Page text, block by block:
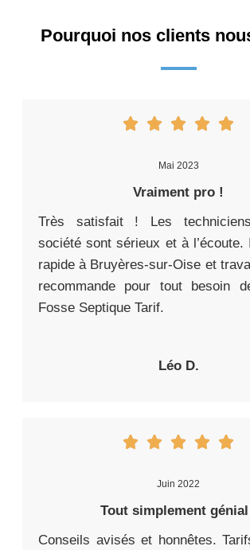
Pourquoi nos clients
Mai 2023
Vraiment pro !
Très satisfait ! Les
société sont sérieux et à l’écoute.
rapide à Bruyères-sur-Oise et
recommande pour tout besoin
Fosse Septique Tarif.
Léo D.
Juin 2022
Tout simplement
Conseils avisés et honnêtes.